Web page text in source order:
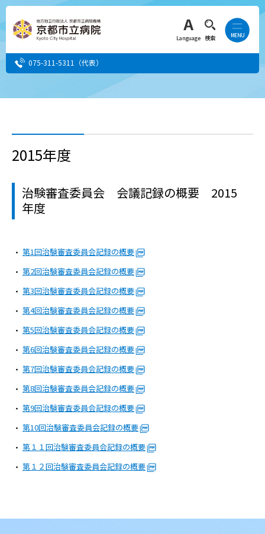
Language 検索
075-311-5311 （代表）
当院へ就職希望の方
病院の概要
よくある質問
ご意見箱
2015年度
治験審査委員会 会議記録の概要 2015
年度
第1回治験審査委員会記録の概要
第2回治験審査委員会記録の概要
第3回治験審査委員会記録の概要
第4回治験審査委員会記録の概要
第5回治験審査委員会記録の概要
第6回治験審査委員会記録の概要
第7回治験審査委員会記録の概要
第8回治験審査委員会記録の概要
第9回治験審査委員会記録の概要
第10回治験審査委員会記録の概要
第１１回治験審査委員会記録の概要
第１２回治験審査委員会記録の概要